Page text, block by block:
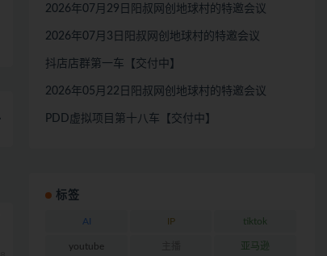
2026年07月29日阳叔网创地球村的特邀会议
2026年07月3日阳叔网创地球村的特邀会议
抖店店群第一车【交付中】
2026年05月22日阳叔网创地球村的特邀会议
PDD虚拟项目第十八车【交付中】
标签
AI IP tiktok
youtube 亚马逊